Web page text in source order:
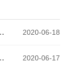
2020-06-18
2020-06-17